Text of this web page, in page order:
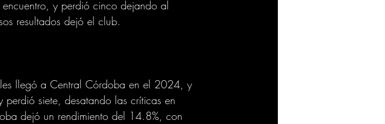
y perdió cinco dejando al
resultados dejó el club.
llegó a Central Córdoba en el 2024, y
siete, desatando las críticas en
dejó un rendimiento del 14.8%, con